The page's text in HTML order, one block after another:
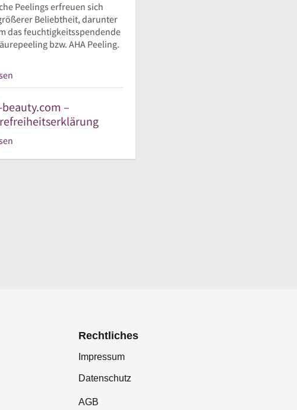
Peelings erfreuen sich
Beliebtheit, darunter
das feuchtigkeitsspendende
bzw. AHA Peeling.
beauty.com –
Rechtliches
Impressum
Datenschutz
AGB